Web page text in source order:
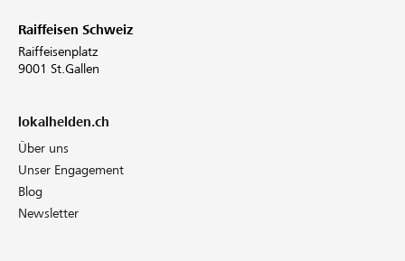
Raiffeisen Schweiz
Raiffeisenplatz
9001 St.Gallen
lokalhelden.ch
Über uns
Unser Engagement
Blog
Newsletter